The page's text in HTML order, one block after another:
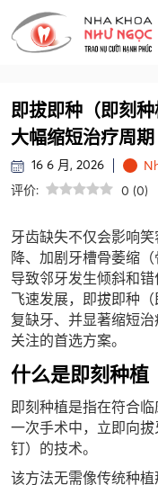
即拔即种（即刻种
大幅缩短治疗周期
16 6 月, 2026
评价:
0 (0)
牙齿缺失不仅会影响
降、加剧牙槽骨萎缩
导致邻牙发生倾斜和
飞速发展，即拔即种
复缺牙、并显著缩短
关注的首选方案。
什么是即刻种植
即刻种植是指在符合
一次手术中，立即向
钉）的技术。
该方法无需像传统种